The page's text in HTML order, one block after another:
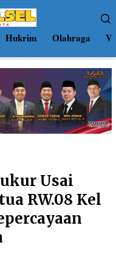
Hukrim Olahraga
Usai
RW.08 Kel